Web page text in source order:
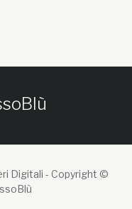
Digitali - Copyright ©